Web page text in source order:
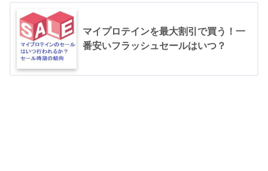
マイプロテインを最大割引で買う！一
番安いフラッシュセールはいつ？